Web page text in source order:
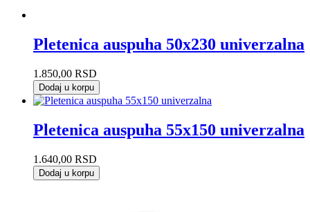
Pletenica auspuha 50x230 univerzalna
1.850,00 RSD
Dodaj u korpu
Pletenica auspuha 55x150 univerzalna
1.640,00 RSD
Dodaj u korpu